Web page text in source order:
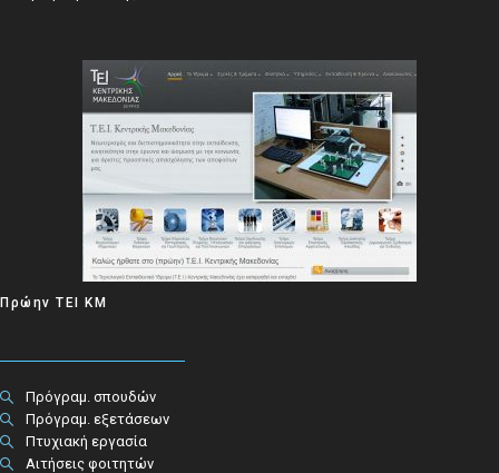
Πρώην ΤΕΙ ΚΜ
Πρόγραμ. σπουδών
Πρόγραμ. εξετάσεων
Πτυχιακή εργασία
Αιτήσεις φοιτητών